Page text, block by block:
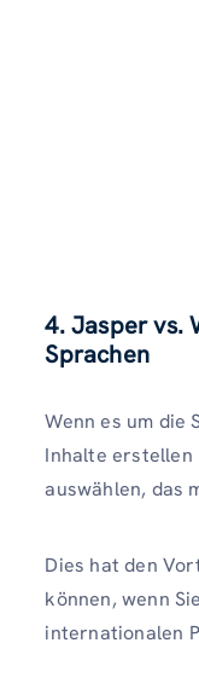
4. Jasper vs.
Sprachen
Wenn es um die
Inhalte erstellen
auswählen, das
Dies hat den
können, wenn
internationalen